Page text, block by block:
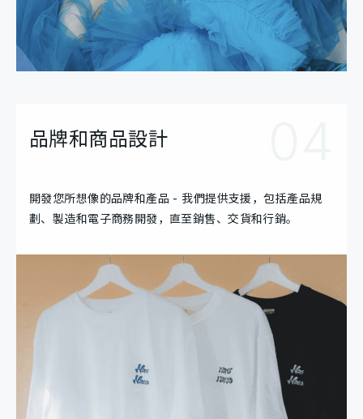
品牌和商品設計
開發您所想像的品牌和產品 - 我們提供支援，包括產品規
劃、製造和電子商務開發，直至銷售、交貨和行銷。